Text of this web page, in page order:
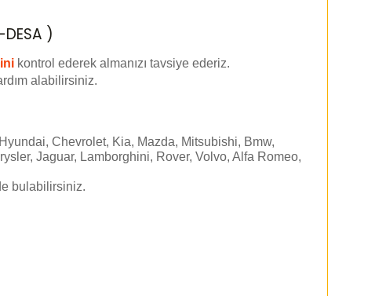
)
kontrol ederek almanızı tavsiye ederiz.
alabilirsiniz.
Chevrolet, Kia, Mazda, Mitsubishi, Bmw,
Jaguar, Lamborghini, Rover, Volvo, Alfa Romeo,
bulabilirsiniz.